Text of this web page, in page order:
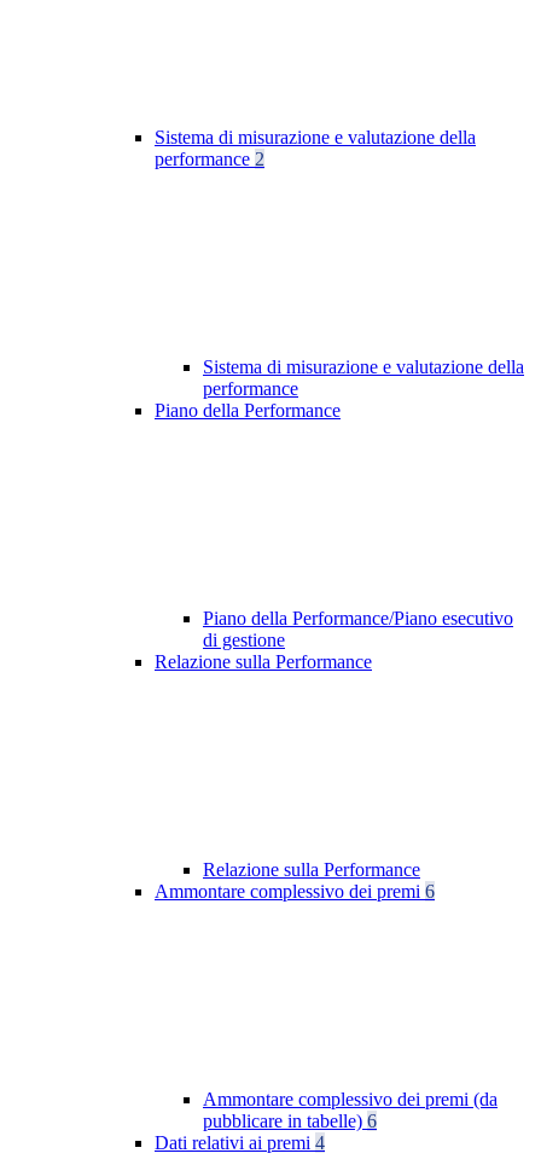
Sistema di misurazione e valutazione della
performance 2
Sistema di misurazione e valutazione della
performance
Piano della Performance
Piano della Performance/Piano esecutivo
di gestione
Relazione sulla Performance
Relazione sulla Performance
Ammontare complessivo dei premi 6
Ammontare complessivo dei premi (da
pubblicare in tabelle) 6
Dati relativi ai premi 4